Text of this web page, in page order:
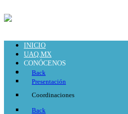
INICIO
UAQ.MX
CONÓCENOS
Back
Presentación
Coordinaciones
Back